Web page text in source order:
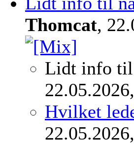
Thomcat,
Lidt info til
Hvilket